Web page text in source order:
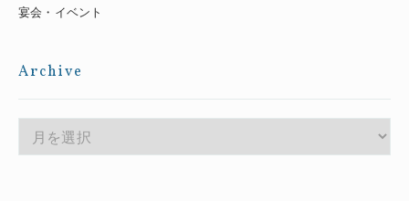
宴会・イベント
Archive